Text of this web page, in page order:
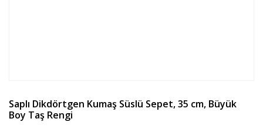
Saplı Dikdörtgen Kumaş Süslü Sepet, 35 cm, Büyük
Boy Taş Rengi